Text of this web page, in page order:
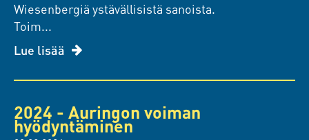
Wiesenbergiä ystävällisistä sanoista.
Toim...
Lue lisää
2024 - Auringon voiman
hyödyntäminen